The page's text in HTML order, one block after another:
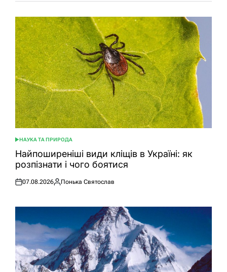
ОПУБЛІКУВАТИ
У
НАУКА ТА ПРИРОДА
Найпоширеніші види кліщів в Україні: як
розпізнати і чого боятися
Оприлюднено
07.08.2026
Опубліковано
Понька Святослав